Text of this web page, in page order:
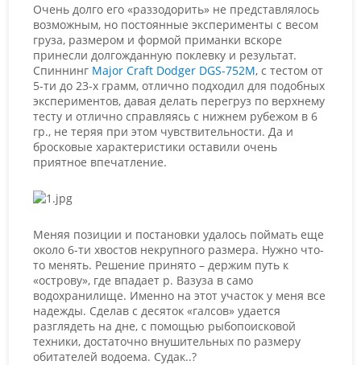
Очень долго его «раззодорить» не представлялось
возможным, но постоянные эксперименты с весом
груза, размером и формой приманки вскоре
принесли долгожданную поклевку и результат.
Спиннинг Major Craft Dodger DGS-752M, с тестом от
5-ти до 23-х грамм, отлично подходил для подобных
экспериментов, давая делать перегруз по верхнему
тесту и отлично справляясь с нижнем рубежом в 6
гр., не теряя при этом чувствительности. Да и
бросковые характеристики оставили очень
приятное впечатление.
Меняя позиции и постановки удалось поймать еще
около 6-ти хвостов некрупного размера. Нужно что-
то менять. Решение принято – держим путь к
«острову», где впадает р. Вазуза в само
водохранилище. Именно на этот участок у меня все
надежды. Сделав с десяток «галсов» удается
разглядеть на дне, с помощью рыбопоисковой
техники, достаточно внушительных по размеру
обитателей водоема. Судак..?